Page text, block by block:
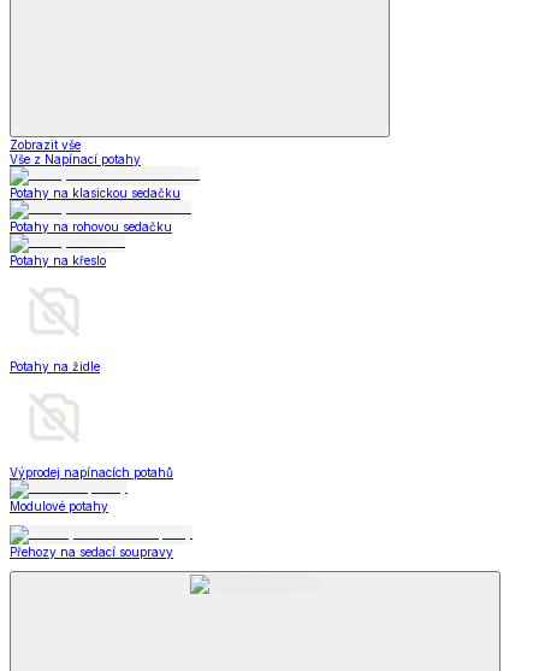
Zobrazit vše
Vše z Napínací potahy
Potahy na klasickou sedačku
Potahy na rohovou sedačku
Potahy na křeslo
Potahy na židle
Výprodej napínacích potahů
Modulové potahy
Přehozy na sedací soupravy